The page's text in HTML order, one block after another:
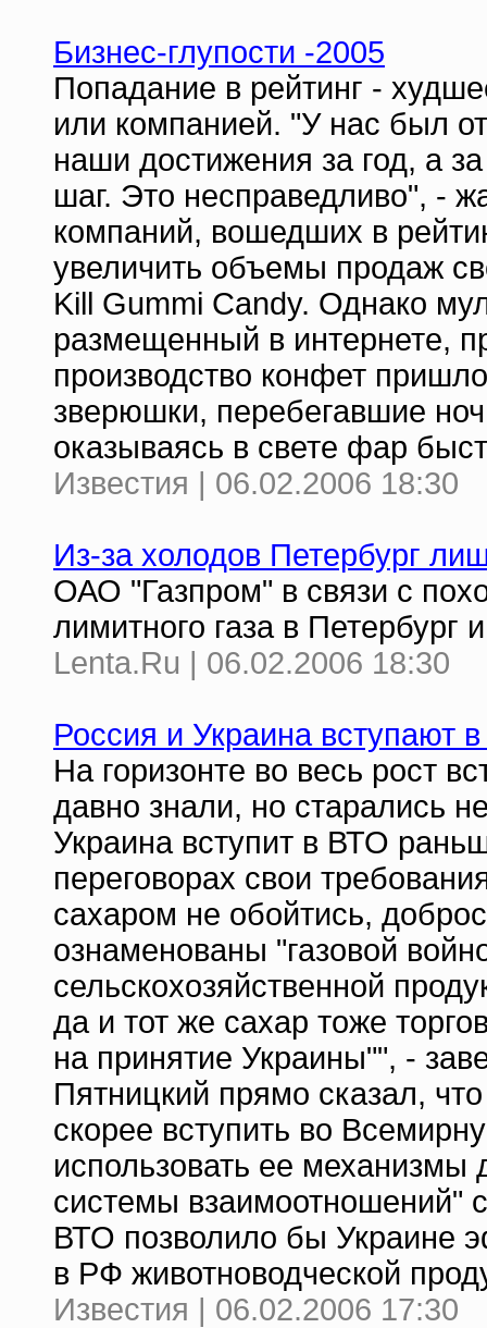
Бизнес-глупости -2005
Попадание в рейтинг -
или компанией. "У нас был
наши достижения за год, а
шаг. Это несправедливо", -
компаний, вошедших в
увеличить объемы продаж
Kill Gummi Candy. Однако
размещенный в интернете,
производство конфет
зверюшки, перебегавшие
оказываясь в свете фар
Известия | 06.02.2006 18:30
Из-за холодов Петербург
ОАО "Газпром" в связи с
лимитного газа в Петербург
Lenta.Ru | 06.02.2006 18:30
Россия и Украина вступают
На горизонте во весь рост
давно знали, но старались
Украина вступит в ВТО
переговорах свои
сахаром не обойтись,
ознаменованы "газовой
сельскохозяйственной
да и тот же сахар тоже
на принятие Украины"", -
Пятницкий прямо сказал,
скорее вступить во
использовать ее механизмы
системы взаимоотношений"
ВТО позволило бы Украине
в РФ животноводческой
Известия | 06.02.2006 17:30